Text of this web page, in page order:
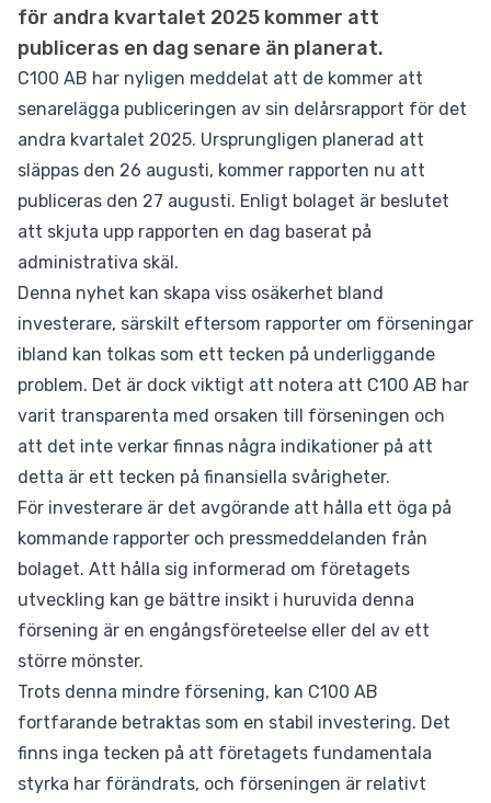
för andra kvartalet 2025 kommer att
publiceras en dag senare än planerat.
C100 AB har nyligen meddelat att de kommer att
senarelägga publiceringen av sin delårsrapport för det
andra kvartalet 2025. Ursprungligen planerad att
släppas den 26 augusti, kommer rapporten nu att
publiceras den 27 augusti. Enligt bolaget är beslutet
att skjuta upp rapporten en dag baserat på
administrativa skäl.
Denna nyhet kan skapa viss osäkerhet bland
investerare, särskilt eftersom rapporter om förseningar
ibland kan tolkas som ett tecken på underliggande
problem. Det är dock viktigt att notera att C100 AB har
varit transparenta med orsaken till förseningen och
att det inte verkar finnas några indikationer på att
detta är ett tecken på finansiella svårigheter.
För investerare är det avgörande att hålla ett öga på
kommande rapporter och pressmeddelanden från
bolaget. Att hålla sig informerad om företagets
utveckling kan ge bättre insikt i huruvida denna
försening är en engångsföreteelse eller del av ett
större mönster.
Trots denna mindre försening, kan C100 AB
fortfarande betraktas som en stabil investering. Det
finns inga tecken på att företagets fundamentala
styrka har förändrats, och förseningen är relativt